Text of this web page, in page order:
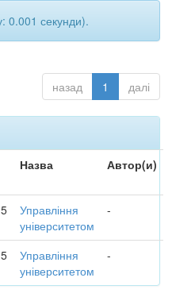
0.001 секунди).
назад 1 далі
Назва Автор(и)
Управління
університетом
-
Управління
університетом
-